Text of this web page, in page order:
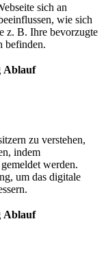
sich an
wie sich
z. B. Ihre bevorzugte
befinden.
Ablauf
zu verstehen,
indem
werden.
um das digitale
Ablauf